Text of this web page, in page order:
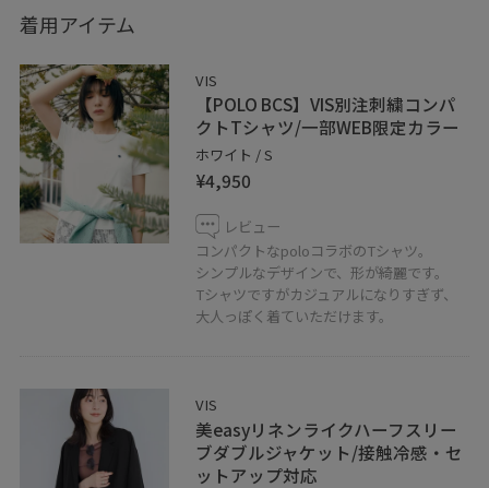
______________________________________
スタイリングが参考になれば嬉しいです♪
お気に入り、フォローよろしくお願いします☆
商品に関するお問い合わせやコーディネートのご相談な
ど、
お気軽にメッセージお待ちしております✩.*˚
LINEでディアモールVISスタッフにご相談は
【友だち追加】をタップ！！
着用アイテム
VIS
【POLO BCS】VIS別注刺繍コンパ
クトTシャツ/一部WEB限定カラー
ホワイト / S
¥4,950
レビュー
コンパクトなpoloコラボのTシャツ。
シンプルなデザインで、形が綺麗です。
Tシャツですがカジュアルになりすぎず、
大人っぽく着ていただけます。
VIS
美easyリネンライクハーフスリー
ブダブルジャケット/接触冷感・セ
ットアップ対応